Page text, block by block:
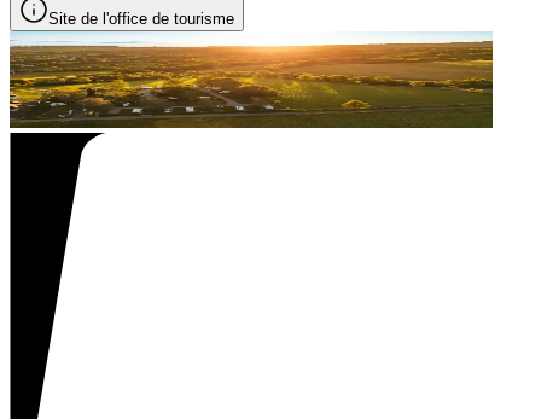
Site de l'office de tourisme